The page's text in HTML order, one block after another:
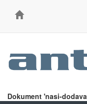
Dokument 'nasi-